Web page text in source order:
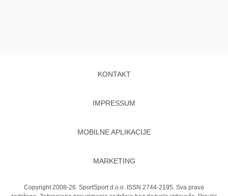
KONTAKT
IMPRESSUM
MOBILNE APLIKACIJE
MARKETING
Copyright 2008-26. SportSport d.o.o. ISSN 2744-2195. Sva prava